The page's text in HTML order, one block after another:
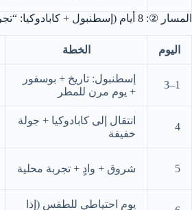
المسار ②: 8 أيام (إسطنبول + كابادوكيا: “تجربة أبريل” الكاملة) 🌄
اليوم الخطة
1–3
إسطنبول: تاريخ + بوسفور
+ يوم مرن للمطر
4
انتقال إلى كابادوكيا + جولة
خفيفة
5 شروق + وادٍ + تجربة محلية
يوم احتياطي للطقس (إذا